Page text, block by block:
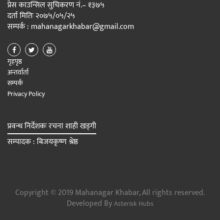
प्रेस काउन्सिल सुचिकरण नं.– १३७५
दर्ता मितिः २०७५/०५/२५
सम्पर्क : mahanagarkhabar@gmail.com
गृहपृष्ठ
अन्तर्वार्ता
सम्पर्क
Privacy Policy
प्रवन्ध निर्देशकः रचना शाही खड्गी
सम्पादक : बिजयकृष्ण श्रेष्ठ
Copyright © 2019 Mahanagar Khabar, All rights reserved.
Developed ByAsterisk Hubs